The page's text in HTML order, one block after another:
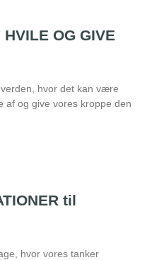
HVILE OG GIVE
hvor det kan være
af og give vores kroppe den
til
hvor vores tanker